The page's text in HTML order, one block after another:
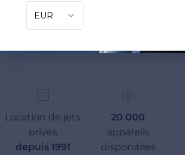
Location de jets
privés
depuis 1991
20 000
appareils
disponibles